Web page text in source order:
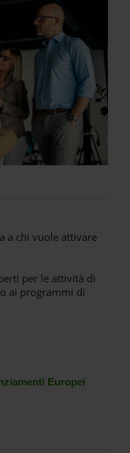
a chi vuole attivare
per le attività di
ai programmi di
Europei